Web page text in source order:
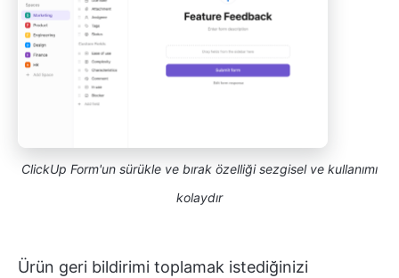
ClickUp Form'un sürükle ve bırak özelliği sezgisel ve kullanımı
kolaydır
Ürün geri bildirimi toplamak istediğinizi